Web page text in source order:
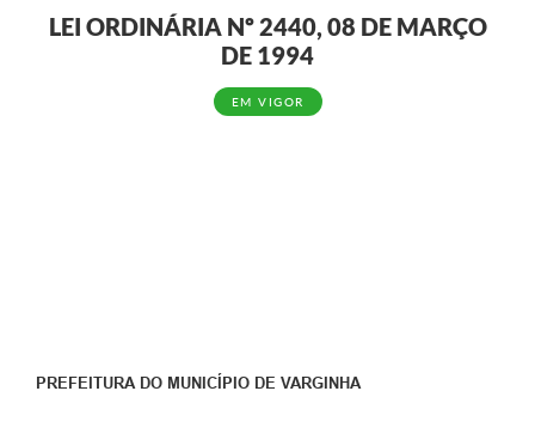
LEI ORDINÁRIA Nº 2440, 08 DE MARÇO
DE 1994
EM VIGOR
PREFEITURA DO MUNICÍPIO DE VARGINHA